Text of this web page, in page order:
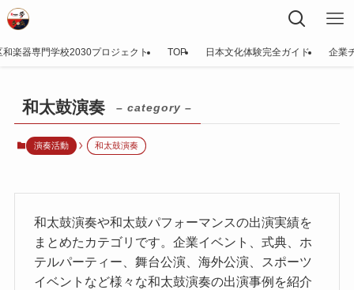
和楽器専門学校2030プロジェクト TOP 日本文化体験完全ガイド 企業
和太鼓演奏 – category –
演奏活動 和太鼓演奏
和太鼓演奏や和太鼓パフォーマンスの出演実績を
まとめたカテゴリです。企業イベント、式典、ホ
テルパーティー、舞台公演、海外公演、スポーツ
イベントなど様々な和太鼓演奏の出演事例を紹介